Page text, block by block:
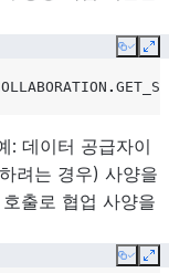
Copy
.
: 데이터 공급자이
려는 경우) 사양을
출로 협업 사양을
Copy